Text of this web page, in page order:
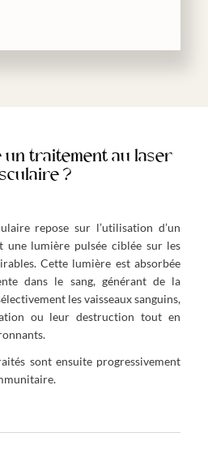
un traitement au laser
?
repose sur l’utilisation d’un
une lumière pulsée ciblée sur les
Cette lumière est absorbée
dans le sang, générant de la
les vaisseaux sanguins,
ou leur destruction tout en
sont ensuite progressivement